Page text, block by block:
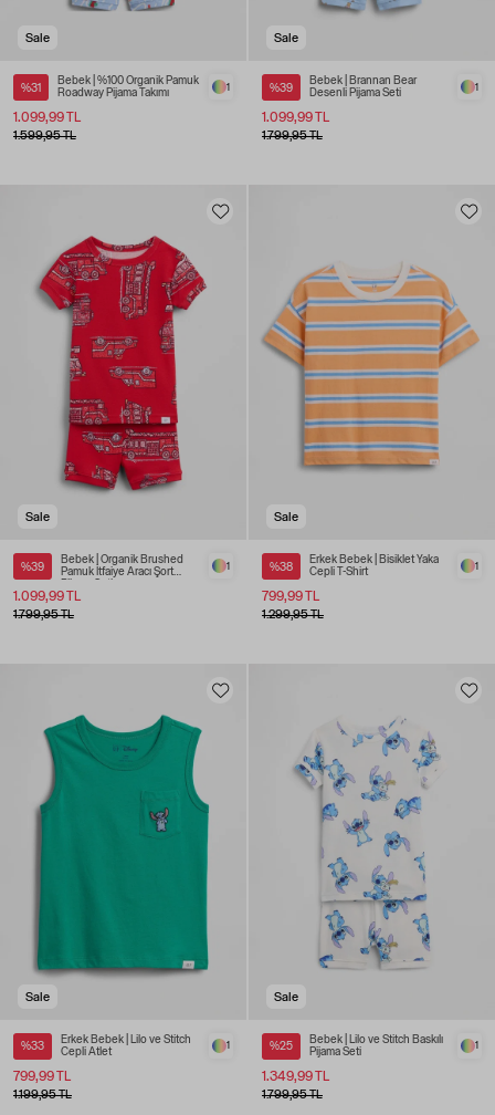
Sale
%31
Bebek | %100 Organik Pamuk
Roadway Pijama Takımı
1.099,99 TL
1
1.599,95 TL
Sale
%39
Bebek | Brannan Bear
Desenli Pijama Seti
1.099,99 TL
1
1.799,95 TL
Sale
%39
Bebek | Organik Brushed
Pamuk İtfaiye Aracı Şort
1.099,99 TL
1
1.799,95 TL
Sale
%38
Erkek Bebek | Bisiklet Yaka
Cepli T-Shirt
799,99 TL
1
1.299,95 TL
Sale
%33
Erkek Bebek | Lilo ve Stitch
Cepli Atlet
799,99 TL
1
1.199,95 TL
Sale
%25
Bebek | Lilo ve Stitch Baskılı
Pijama Seti
1.349,99 TL
1
1.799,95 TL